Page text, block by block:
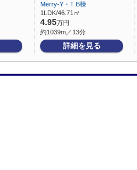
Merry-Y・T B棟
1LDK/46.71㎡
4.95万円
約1039m／13分
詳細を見る